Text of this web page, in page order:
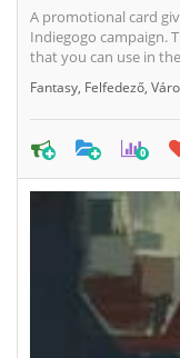
A promotional card
Indiegogo campaign.
that you can use in
Fantasy Felfedező
0